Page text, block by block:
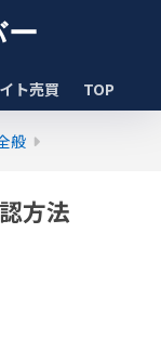
ト売買 TOP
般
方法